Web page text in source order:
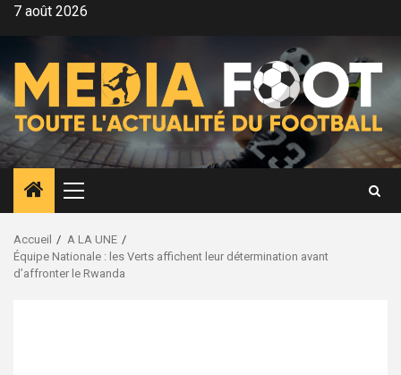
Aller7 août 2026
Menu
principal
Accueil
A LA UNE
Équipe Nationale : les Verts affichent leur détermination avant
d’affronter le Rwanda